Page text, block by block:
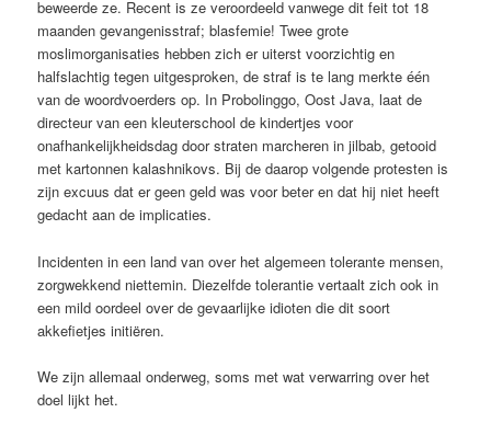
beweerde ze. Recent is ze veroordeeld vanwege dit feit tot 18
maanden gevangenisstraf; blasfemie! Twee grote
moslimorganisaties hebben zich er uiterst voorzichtig en
halfslachtig tegen uitgesproken, de straf is te lang merkte één
van de woordvoerders op. In Probolinggo, Oost Java, laat de
directeur van een kleuterschool de kindertjes voor
onafhankelijkheidsdag door straten marcheren in jilbab, getooid
met kartonnen kalashnikovs. Bij de daarop volgende protesten is
zijn excuus dat er geen geld was voor beter en dat hij niet heeft
gedacht aan de implicaties.
Incidenten in een land van over het algemeen tolerante mensen,
zorgwekkend niettemin. Diezelfde tolerantie vertaalt zich ook in
een mild oordeel over de gevaarlijke idioten die dit soort
akkefietjes initiëren.
We zijn allemaal onderweg, soms met wat verwarring over het
doel lijkt het.